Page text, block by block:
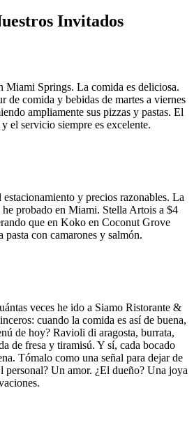
Invitados
Miami Springs. La comida es deliciosa.
de comida y bebidas de martes a viernes
ampliamente sus pizzas y pastas. El
el servicio siempre es excelente.
y precios razonables. La
probado en Miami. Stella Artois a $4
que en Koko en Coconut Grove
pasta con camarones y salmón.
veces he ido a Siamo Ristorante &
cuando la comida es así de buena,
de hoy? Ravioli di aragosta, burrata,
de fresa y tiramisú. Y sí, cada bocado
Tómalo como una señal para dejar de
personal? Un amor. ¿El dueño? Una joya